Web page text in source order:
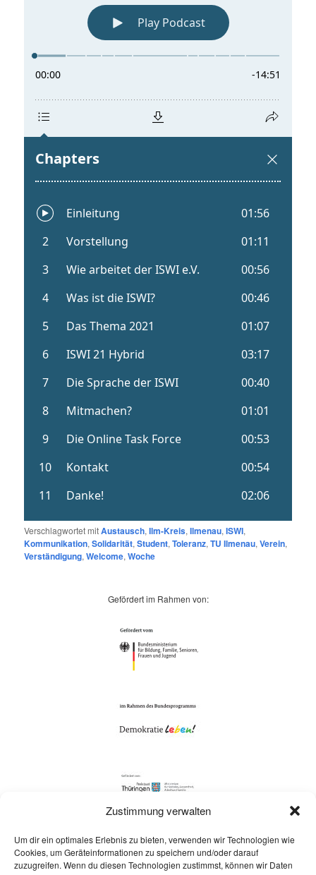
Zustimmung verwalten
Um dir ein optimales Erlebnis zu bieten, verwenden wir Technologien wie
Cookies, um Geräteinformationen zu speichern und/oder darauf
zuzugreifen. Wenn du diesen Technologien zustimmst, können wir Daten
Verschlagwortet mitAustausch,Ilm-Kreis,Ilmenau,ISWI,
Kommunikation,Solidarität,Student,Toleranz,TU Ilmenau,Verein,
Verständigung,Welcome,Woche
Gefördert im Rahmen von: